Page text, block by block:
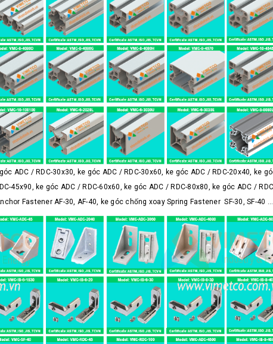
ADC / RDC-30x30, ke góc ADC / RDC-30x60, ke góc ADC / RDC-20x40, ke
45x90, ke góc ADC / RDC-60x60, ke góc ADC / RDC-80x80, ke góc ADC /
Fastener AF-30, AF-40, ke góc chống xoay Spring Fastener SF-30, SF-40 ...